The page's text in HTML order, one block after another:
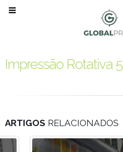
Impressão Rotativa 5
ARTIGOS RELACIONADOS